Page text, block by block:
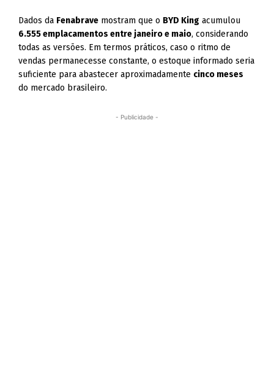
Dados da Fenabrave mostram que o BYD King acumulou
6.555 emplacamentos entre janeiro e maio, considerando
todas as versões. Em termos práticos, caso o ritmo de
vendas permanecesse constante, o estoque informado seria
suficiente para abastecer aproximadamente cinco meses
do mercado brasileiro.
- Publicidade -